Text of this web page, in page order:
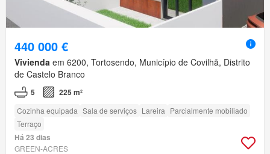
440 000 €
Vivienda em 6200, Tortosendo, Município de Covilhã, Distrito
de Castelo Branco
5 225 m²
Cozinha equipada Sala de serviços Lareira Parcialmente mobiliado
Terraço
Há 23 dias
GREEN-ACRES